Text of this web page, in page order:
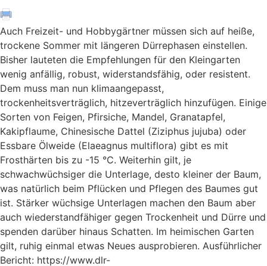
Auch Freizeit- und Hobbygärtner müssen sich auf heiße,
trockene Sommer mit längeren Dürrephasen einstellen.
Bisher lauteten die Empfehlungen für den Kleingarten
wenig anfällig, robust, widerstandsfähig, oder resistent.
Dem muss man nun klimaangepasst,
trockenheitsverträglich, hitzeverträglich hinzufügen. Einige
Sorten von Feigen, Pfirsiche, Mandel, Granatapfel,
Kakipflaume, Chinesische Dattel (Ziziphus jujuba) oder
Essbare Ölweide (Elaeagnus multiflora) gibt es mit
Frosthärten bis zu -15 °C. Weiterhin gilt, je
schwachwüchsiger die Unterlage, desto kleiner der Baum,
was natürlich beim Pflücken und Pflegen des Baumes gut
ist. Stärker wüchsige Unterlagen machen den Baum aber
auch wiederstandfähiger gegen Trockenheit und Dürre und
spenden darüber hinaus Schatten. Im heimischen Garten
gilt, ruhig einmal etwas Neues ausprobieren. Ausführlicher
Bericht: https://www.dlr-